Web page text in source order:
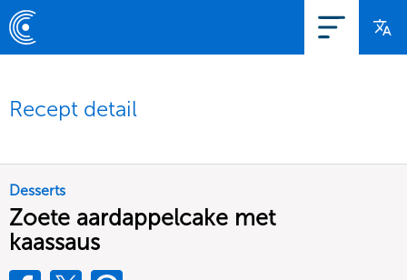
Recept detail
Desserts
Zoete aardappelcake met
kaassaus